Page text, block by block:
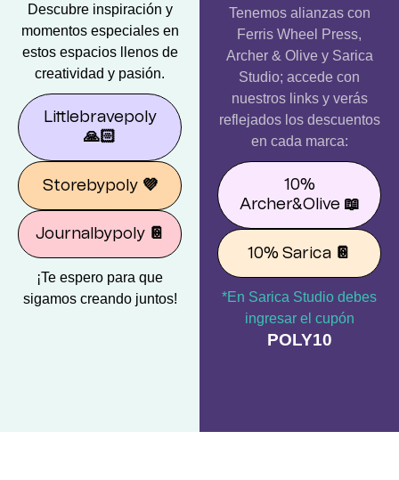
Descubre inspiración y
momentos especiales en
estos espacios llenos de
creatividad y pasión.
Littlebravepoly
🙏🏻
Storebypoly 💜
Journalbypoly 📔
¡Te espero para que
sigamos creando juntos!
Tenemos alianzas con
Ferris Wheel Press,
Archer & Olive y Sarica
Studio; accede con
nuestros links y verás
reflejados los descuentos
en cada marca:
10%
Archer&Olive 📖
10% Sarica 📔
*En Sarica Studio debes
ingresar el cupón
POLY10